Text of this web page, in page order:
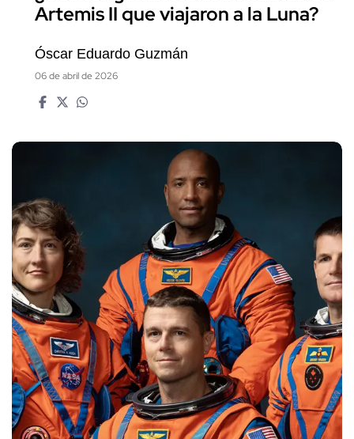
Artemis II que viajaron a la Luna?
Óscar Eduardo Guzmán
06 de abril de 2026